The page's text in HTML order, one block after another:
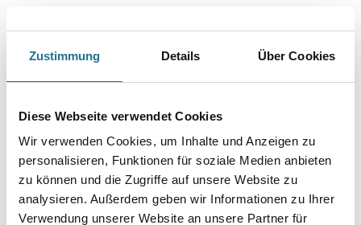
Zustimmung Details Über Cookies
Diese Webseite verwendet Cookies
Wir verwenden Cookies, um Inhalte und Anzeigen zu
personalisieren, Funktionen für soziale Medien anbieten
zu können und die Zugriffe auf unsere Website zu
analysieren. Außerdem geben wir Informationen zu Ihrer
Verwendung unserer Website an unsere Partner für
Bitte einloggen, um Preise zu sehen
Stk
Art-Nr.:1065-002956
Umrechnungsfaktoren